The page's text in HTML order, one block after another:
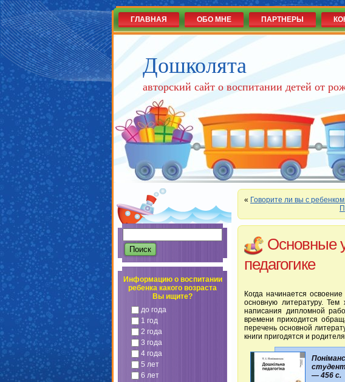
Дошколята
авторский сайт о воспитании детей от
ГЛАВНАЯ ОБО МНЕ ПАРТНЕРЫ
Информацию о воспитании
ребенка какого возраста
Вы ищите?
до года
1 год
2 года
3 года
4 года
5 лет
6 лет
« Говорите ли вы с
Основные
педагогике
Когда начинается
основную литературу.
написания дипломной
времени приходится
перечень основной
книги пригодятся и
— 456 с.